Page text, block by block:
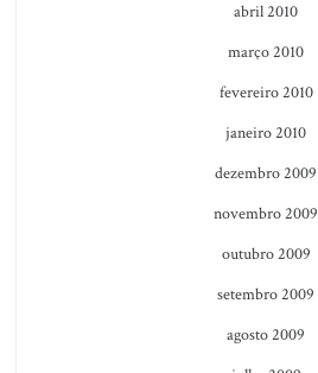
abril 2010
março 2010
fevereiro 2010
janeiro 2010
dezembro 2009
novembro 2009
outubro 2009
setembro 2009
agosto 2009